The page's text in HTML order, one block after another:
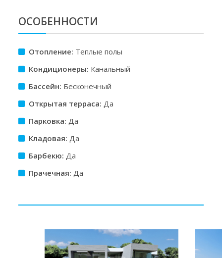
ОСОБЕННОСТИ
Отопление: Теплые полы
Кондиционеры: Канальный
Бассейн: Бесконечный
Открытая терраса: Да
Парковка: Да
Кладовая: Да
Барбекю: Да
Прачечная: Да